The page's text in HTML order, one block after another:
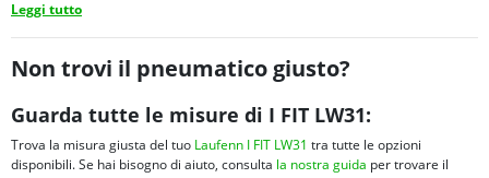
della lunghezza della kerf aiuta il pneumatico a mordere la neve,
rumore per una guida silenziosa e confortevole.
Leggi tutto
Non trovi il pneumatico giusto?
Guarda tutte le misure di I FIT LW31:
Trova la misura giusta del tuo Laufenn I FIT LW31 tra tutte le opzioni
disponibili. Se hai bisogno di aiuto, consulta la nostra guida per trovare il